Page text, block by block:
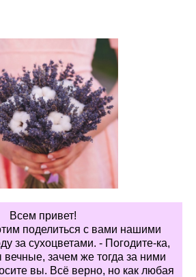
Всем привет!
поделиться с вами нашими
за сухоцветами. - Погодите-ка,
зачем же тогда за ними
вы. Всё верно, но как любая